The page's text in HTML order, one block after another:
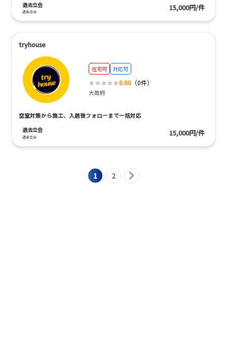
退去立会
退去立会 15,000円/件
tryhouse
在宅可 対応可
0.00 （0件）
大阪府
空室対策から施工、入居後フォローまで一括対応
退去立会
退去立会 15,000円/件
1 2